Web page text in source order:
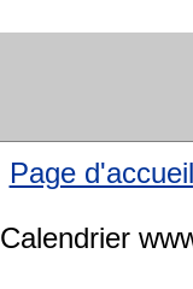
Page d'accueil
Calendrier